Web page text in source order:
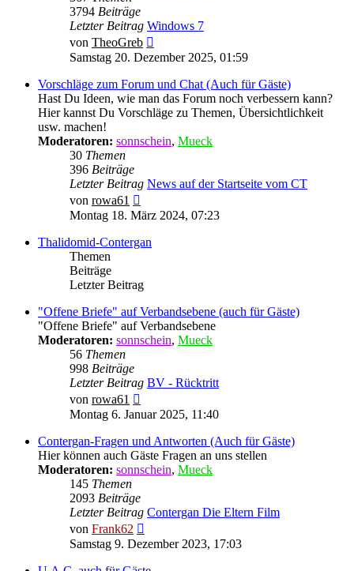
3794 Beiträge
Letzter Beitrag Windows 7
von TheoGreb
Beitrag
Samstag 20. Dezember 2025, 01:59
Vorschläge zum Forum und Chat (Auch für Gäste)
Hast Du Ideen, wie man das Forum noch verbessern kann?
Hier kannst Du Vorschläge zu Themen, Übersichtlichkeit
usw. machen!
Moderatoren: sonnschein, Mueck
30 Themen
396 Beiträge
Letzter Beitrag News auf der Startseite vom CT
von rowa61
Beitrag
Montag 18. März 2024, 07:23
Thalidomid-Contergan
Themen
Beiträge
Letzter Beitrag
"Offene Briefe" auf Verbandsebene (auch für Gäste)
"Offene Briefe" auf Verbandsebene
Moderatoren: sonnschein, Mueck
56 Themen
998 Beiträge
Letzter Beitrag BV - Rücktritt
von rowa61
Beitrag
Montag 6. Januar 2025, 11:40
Contergan-Fragen und Antworten (Auch für Gäste)
Hier können auch Gäste Fragen an uns stellen
Moderatoren: sonnschein, Mueck
145 Themen
2093 Beiträge
Letzter Beitrag Contergan Die Eltern Film
von Frank62
Beitrag
Samstag 9. Dezember 2023, 17:03